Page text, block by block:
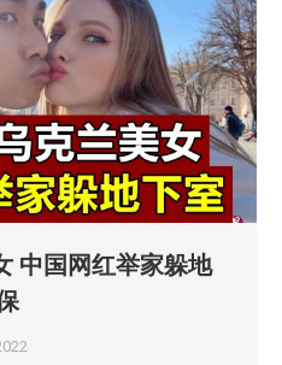
中国网红举家躲地